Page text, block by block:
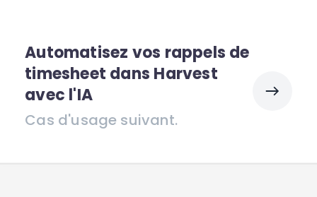
Automatisez vos rappels de
timesheet dans Harvest
avec l'IA
Cas d'usage suivant.